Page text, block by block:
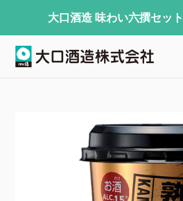
大口酒造 味わい六撰セッ